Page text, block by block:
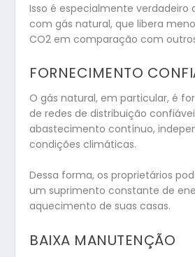
Isso é especialmente verdadeiro
com gás natural, que libera
CO2 em comparação com
FORNECIMENTO
O gás natural, em particular, é
de redes de distribuição
abastecimento contínuo,
condições climáticas.
Dessa forma, os proprietários
um suprimento constante de
aquecimento de suas casas.
BAIXA MANUTENÇÃO